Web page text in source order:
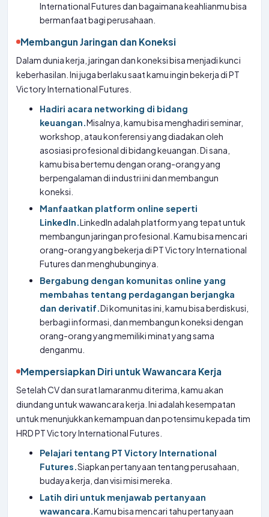
International Futures dan bagaimana keahlianmu bisa
bermanfaat bagi perusahaan.
Membangun Jaringan dan Koneksi
Dalam dunia kerja, jaringan dan koneksi bisa menjadi kunci
keberhasilan. Ini juga berlaku saat kamu ingin bekerja di PT
Victory International Futures.
Hadiri acara networking di bidang
keuangan.Misalnya, kamu bisa menghadiri seminar,
workshop, atau konferensi yang diadakan oleh
asosiasi profesional di bidang keuangan. Di sana,
kamu bisa bertemu dengan orang-orang yang
berpengalaman di industri ini dan membangun
koneksi.
Manfaatkan platform online seperti
LinkedIn.LinkedIn adalah platform yang tepat untuk
membangun jaringan profesional. Kamu bisa mencari
orang-orang yang bekerja di PT Victory International
Futures dan menghubunginya.
Bergabung dengan komunitas online yang
membahas tentang perdagangan berjangka
dan derivatif.Di komunitas ini, kamu bisa berdiskusi,
berbagi informasi, dan membangun koneksi dengan
orang-orang yang memiliki minat yang sama
denganmu.
Mempersiapkan Diri untuk Wawancara Kerja
Setelah CV dan surat lamaranmu diterima, kamu akan
diundang untuk wawancara kerja. Ini adalah kesempatan
untuk menunjukkan kemampuan dan potensimu kepada tim
HRD PT Victory International Futures.
Pelajari tentang PT Victory International
Futures.Siapkan pertanyaan tentang perusahaan,
budaya kerja, dan visi misi mereka.
Latih diri untuk menjawab pertanyaan
wawancara.Kamu bisa mencari tahu pertanyaan